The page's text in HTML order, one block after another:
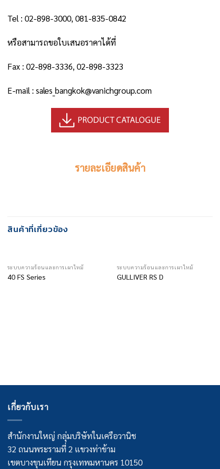
Tel : 02-898-3000, 081-835-0842
หรือสามารถขอใบเสนอราคาได้ที่
Fax : 02-898-3336, 02-898-3323
E-mail : sales_bangkok@vanichgroup.com
รายละเอียดสินค้า
สินค้าที่เกี่ยวข้อง
ระบบความร้อนและการเผาไหม้
40 FS Series
ระบบความร้อนและการเผาไหม้
GULLIVER RS D
เกี่ยวกับเรา
สำนักงานใหญ่ กลุ่มบริษัทในเครือวานิช
32 ถนนพระรามที่ 2 แขวงท่าข้าม
เขตบางขุนเทียน กรุงเทพมหานคร 10150